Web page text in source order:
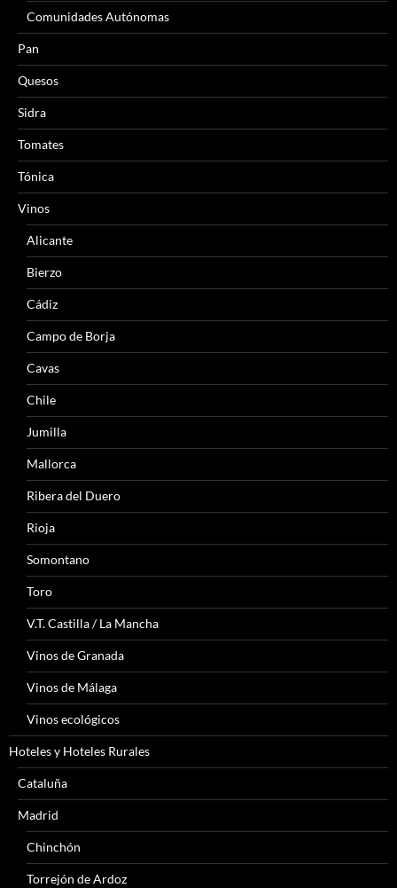
Comunidades Autónomas
Pan
Quesos
Sidra
Tomates
Tónica
Vinos
Alicante
Bierzo
Cádiz
Campo de Borja
Cavas
Chile
Jumilla
Mallorca
Ribera del Duero
Rioja
Somontano
Toro
V.T. Castilla / La Mancha
Vinos de Granada
Vinos de Málaga
Vinos ecológicos
Hoteles y Hoteles Rurales
Cataluña
Madrid
Chinchón
Torrejón de Ardoz